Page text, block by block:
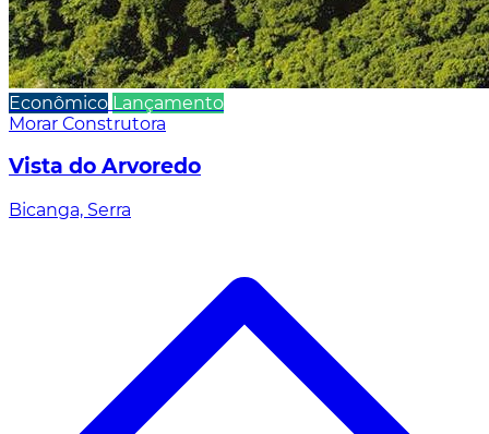
Econômico Lançamento
Morar Construtora
Vista do Arvoredo
Bicanga, Serra